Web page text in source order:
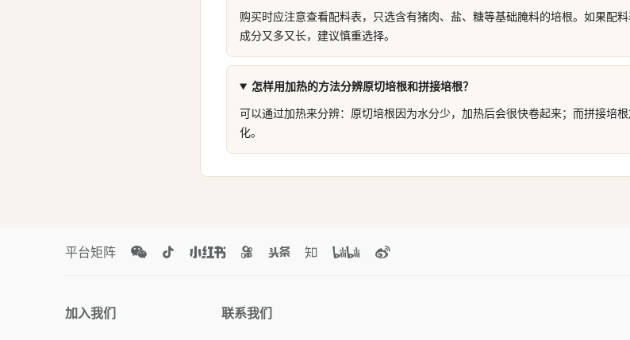
购买时应注意查看配料表，只选含有猪肉、盐、糖等基础腌料的培根。如果配
成分又多又长，建议慎重选择。
怎样用加热的方法分辨原切培根和拼接培根？
可以通过加热来分辨：原切培根因为水分少，加热后会很快卷起来；而拼接培
化。
平台矩阵
加入我们 联系我们